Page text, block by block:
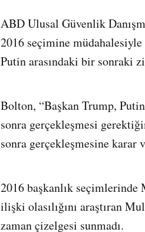
ABD Ulusal Güvenlik
2016 seçimine
Putin arasındaki bir sonraki
Bolton, “Başkan Trump,
sonra gerçekleşmesi
sonra gerçekleşmesine
2016 başkanlık seçimlerinde
ilişki olasılığını araştıran
zaman çizelgesi sunmadı.